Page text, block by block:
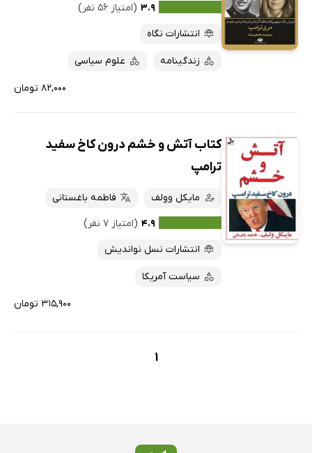
۳.۹ (امتیاز ۵۶ نفر)
انتشارات نگاه
زندگینامه علوم سیاسی
۸۲,۰۰۰ تومان
کتاب آتش و خشم درون کاخ سفید
ترامپ
مایکل وولف
فاطمه باغستانی
۴.۹ (امتیاز ۷ نفر)
انتشارات نسل نواندیش
سیاست آمریکا
۳۱۵,۹۰۰ تومان
1